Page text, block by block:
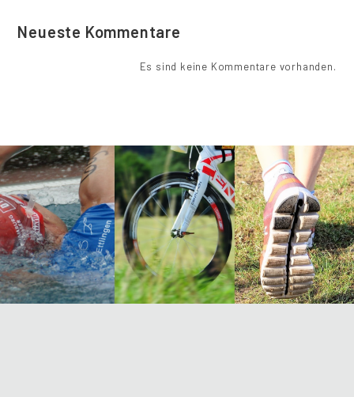
Neueste Kommentare
Es sind keine Kommentare vorhanden.